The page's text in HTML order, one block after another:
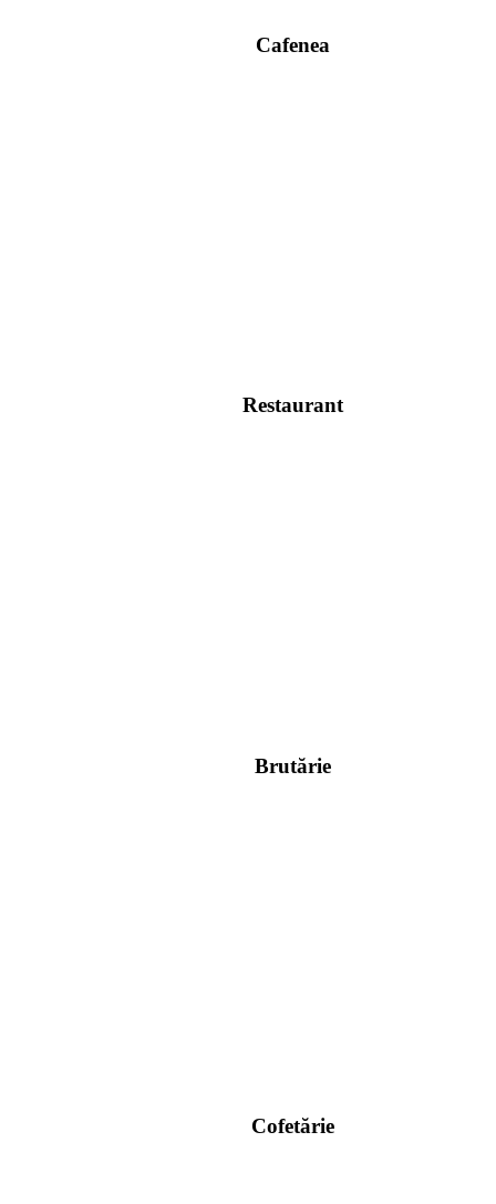
Cafenea
Restaurant
Brutărie
Cofetărie